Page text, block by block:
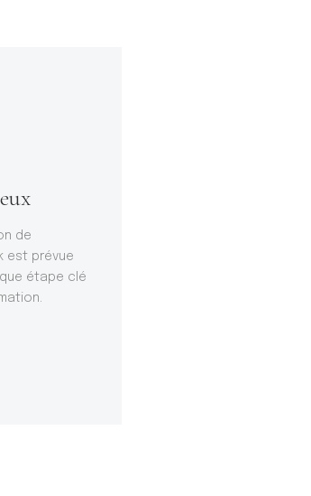
de
est prévue
étape clé